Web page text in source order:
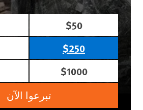
$50
$250
$1000
تبرعوا الآن